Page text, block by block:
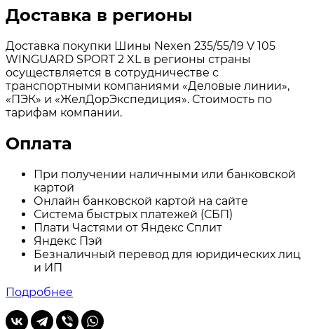
Доставка в регионы
Доставка покупки Шины Nexen 235/55/19 V 105
WINGUARD SPORT 2 XL в регионы страны
осуществляется в сотрудничестве с
транспортными компаниями «Деловые линии»,
«ПЭК» и «ЖелДорЭкспедиция». Стоимость по
тарифам компании.
Оплата
При получении наличными или банковской
картой
Онлайн банковской картой на сайте
Система быстрых платежей (СБП)
Плати Частями от Яндекс Сплит
Яндекс Пэй
Безналичный перевод для юридических лиц
и ИП
Подробнее